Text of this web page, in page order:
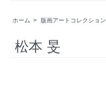
ホーム > 版画アートコレクション
松本 旻